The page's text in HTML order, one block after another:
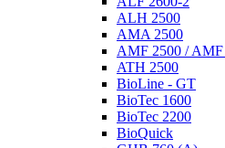
AMA 2500
AMF 2500 / AMF
ATH 2500
BioLine - GT
BioTec 1600
BioTec 2200
BioQuick
GHB 760 (A)
GHD 2800